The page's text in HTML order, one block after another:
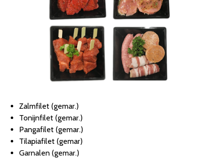
Zalmfilet (gemar.)
Tonijnfilet (gemar.)
Pangafilet (gemar.)
Tilapiafilet (gemar)
Garnalen (gemar.)